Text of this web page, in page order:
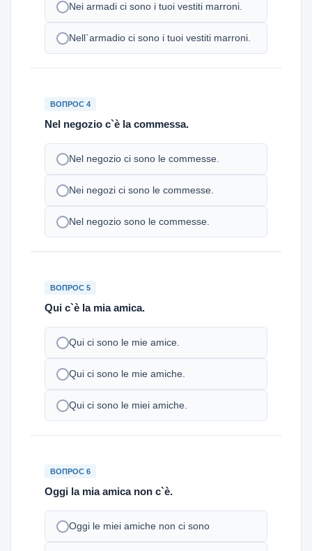
Nei armadi ci sono i tuoi vestiti marroni.
Nell`armadio ci sono i tuoi vestiti marroni.
ВОПРОС 4
Nel negozio c`è la commessa.
Nel negozio ci sono le commesse.
Nei negozi ci sono le commesse.
Nel negozio sono le commesse.
ВОПРОС 5
Qui c`è la mia amica.
Qui ci sono le mie amice.
Qui ci sono le mie amiche.
Qui ci sono le miei amiche.
ВОПРОС 6
Oggi la mia amica non c`è.
Oggi le miei amiche non ci sono